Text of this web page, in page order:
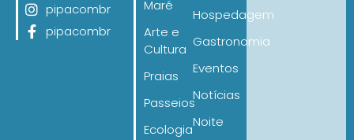
pipacombr
pipacombr
Maré
Arte e
Cultura
Praias
Passeios
Ecologia
Hospedagem
Gastronomia
Eventos
Notícias
Noite